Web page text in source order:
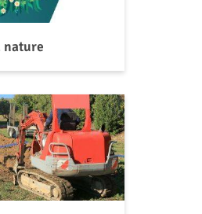
nature